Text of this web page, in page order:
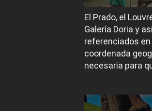
El Prado, el
Galería Doria y
referenciados
coordenada
necesaria para